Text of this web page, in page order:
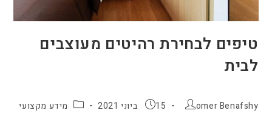
טיפים לבחירת רהיטים מעוצבים
לבית
omer Benafshy 15 ביוני 2021 מידע מקצועי